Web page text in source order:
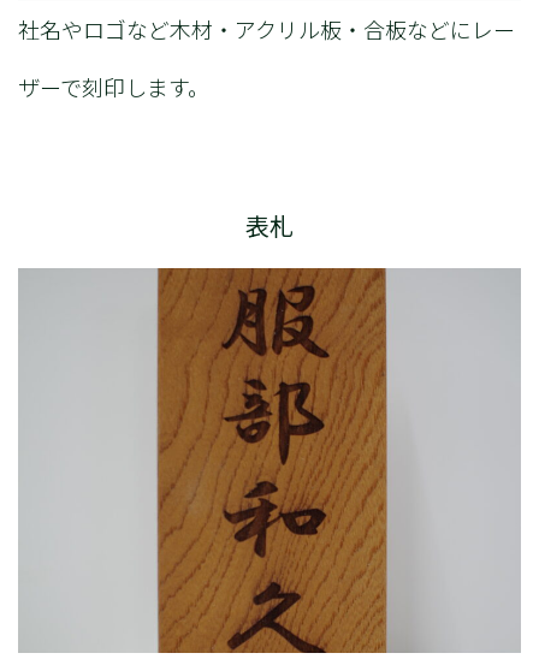
社名やロゴなど木材・アクリル板・合板などにレー
ザーで刻印します。
表札